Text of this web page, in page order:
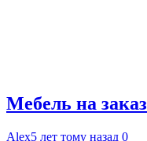
Мебель на заказ
Alex5 лет тому назад 0